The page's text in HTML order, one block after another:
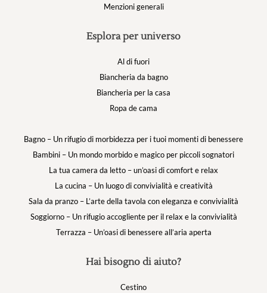
Hai bisogno di aiuto?
Cestino
Menzioni generali
Esplora per universo
Al di fuori
Biancheria da bagno
Biancheria per la casa
Ropa de cama
Bagno – Un rifugio di morbidezza per i tuoi momenti di benessere
Bambini – Un mondo morbido e magico per piccoli sognatori
La tua camera da letto – un’oasi di comfort e relax
La cucina – Un luogo di convivialità e creatività
Sala da pranzo – L’arte della tavola con eleganza e convivialità
Soggiorno – Un rifugio accogliente per il relax e la convivialità
Terrazza – Un’oasi di benessere all’aria aperta